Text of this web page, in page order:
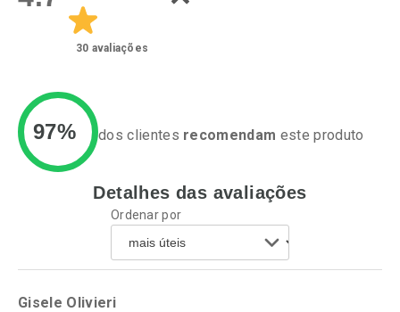
Ativar Desconto
Comprar sem Desconto
Por R$ 23,39/cada
Comprar sem Desconto
Ativar Desconto
Comprar sem Desconto
Por R$ 14,90/cada
30 avaliações
97% dos clientes recomendam este produto
Detalhes das avaliações
Ordenar por
Gisele Olivieri